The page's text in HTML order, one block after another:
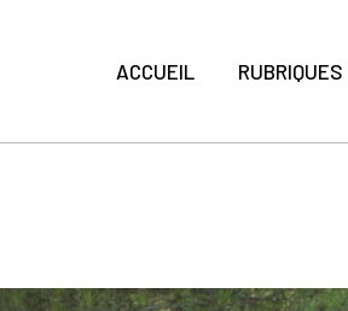
ACCUEIL RUBRIQUES